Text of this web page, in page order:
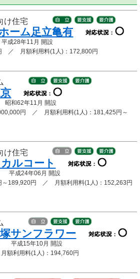
者向け住宅
ーム足立亀有
成28年11月 開設
／ 月額利用料(1人)：172,800円
ーム
和62年11月 開設
円 ／ 月額利用料(1人)：181,425円～
者向け住宅
ルコート
平成24年06月 開設
～189,920円 ／ 月額利用料(1人)：152,263円
ーム
サンフラワー
平成15年10月 開設
額利用料(1人)：194,760円